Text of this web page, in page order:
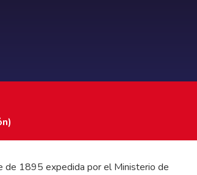
de 1895 expedida por el Ministerio de